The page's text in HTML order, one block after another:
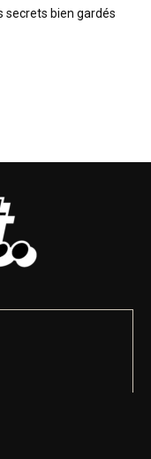
secrets bien gardés